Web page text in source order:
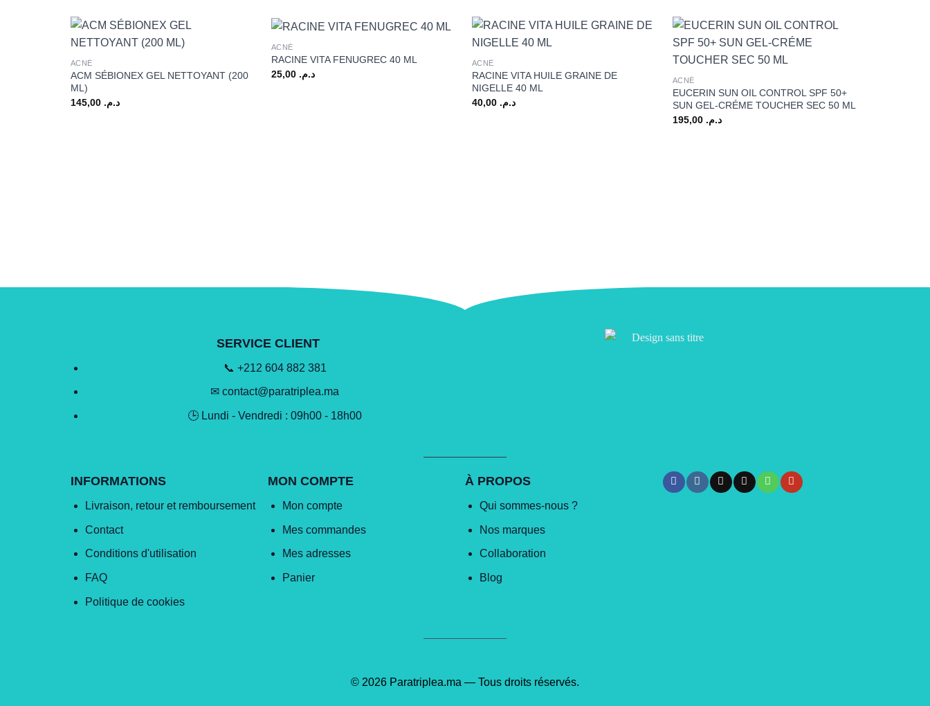
+
ACNÉ
ACM SÉBIONEX GEL NETTOYANT (200
ML)
د.م. 145,00
+
ACNÉ
RACINE VITA FENUGREC 40 ML
د.م. 25,00
+
ACNÉ
RACINE VITA HUILE GRAINE DE
NIGELLE 40 ML
د.م. 40,00
+
ACNÉ
EUCERIN SUN OIL CONTROL SPF 50+
SUN GEL-CRÉME TOUCHER SEC 50 ML
د.م. 195,00
SERVICE CLIENT
📞 +212 604 882 381
✉ contact@paratriplea.ma
🕒 Lundi - Vendredi : 09h00 - 18h00
INFORMATIONS
Livraison, retour et remboursement
Contact
Conditions d'utilisation
FAQ
Politique de cookies
MON COMPTE
Mon compte
Mes commandes
Mes adresses
Panier
À PROPOS
Qui sommes-nous ?
Nos marques
Collaboration
Blog
© 2026 Paratriplea.ma — Tous droits réservés.